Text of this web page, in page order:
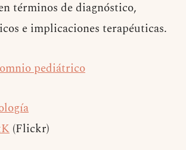
términos de diagnóstico,
e implicaciones terapéuticas.
pediátrico
(Flickr)